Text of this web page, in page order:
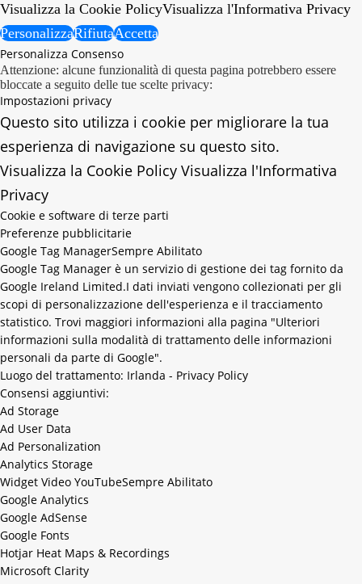
Visualizza la Cookie PolicyVisualizza l'Informativa Privacy
PersonalizzaRifiutaAccetta
Personalizza Consenso
Attenzione: alcune funzionalità di questa pagina potrebbero essere
bloccate a seguito delle tue scelte privacy:
Impostazioni privacy
Questo sito utilizza i cookie per migliorare la tua
esperienza di navigazione su questo sito.
Visualizza la Cookie Policy Visualizza l'Informativa
Privacy
Cookie e software di terze parti
Preferenze pubblicitarie
Google Tag ManagerSempre Abilitato
Google Tag Manager è un servizio di gestione dei tag fornito da
Google Ireland Limited.I dati inviati vengono collezionati per gli
scopi di personalizzazione dell'esperienza e il tracciamento
statistico. Trovi maggiori informazioni alla pagina "Ulteriori
informazioni sulla modalità di trattamento delle informazioni
personali da parte di Google".
Luogo del trattamento: Irlanda - Privacy Policy
Consensi aggiuntivi:
Ad Storage
A
d
S
t
o
r
a
g
e
Ad User Data
A
d
U
s
e
r
D
a
Ad Personalization
A
d
P
e
r
s
o
Analytics Storage
A
n
a
l
y
t
Widget Video YouTubeSempre Abilitato
Google Analytics
G
o
o
g
Google AdSense
G
o
o
Google Fonts
G
o
Hotjar Heat Maps & Recordings
H
Microsoft Clarity